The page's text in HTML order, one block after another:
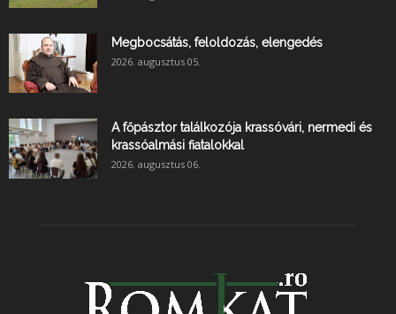
Megbocsátás, feloldozás, elengedés
2026. augusztus 05.
A főpásztor találkozója krassóvári, nermedi és
krassóalmási fiatalokkal
2026. augusztus 06.